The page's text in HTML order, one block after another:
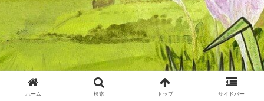
ホーム 検索 トップ サイドバー